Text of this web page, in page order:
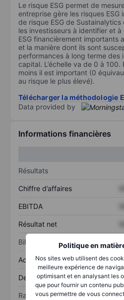
Politique en
Nos sites web utilisent des
meilleure expérience de
optimisant et en analysant les
que pour fournir un contenu
vous permettre de vous
Le risque ESG permet de
entreprise gère les risques
de risque ESG de
les investisseurs à identifier et
ESG financièrement importants
et la manière dont ils sont
performances à long terme des
capital. L’échelle va de 0 à
moins il est important (0
au risque le plus élevé).
Télécharger la méthodologie
Data provided by
Informations financières
Résultats
Chiffre d’affaires
EBITDA
Résultat net
Bilan
Actif total
Dette totale
Ratios